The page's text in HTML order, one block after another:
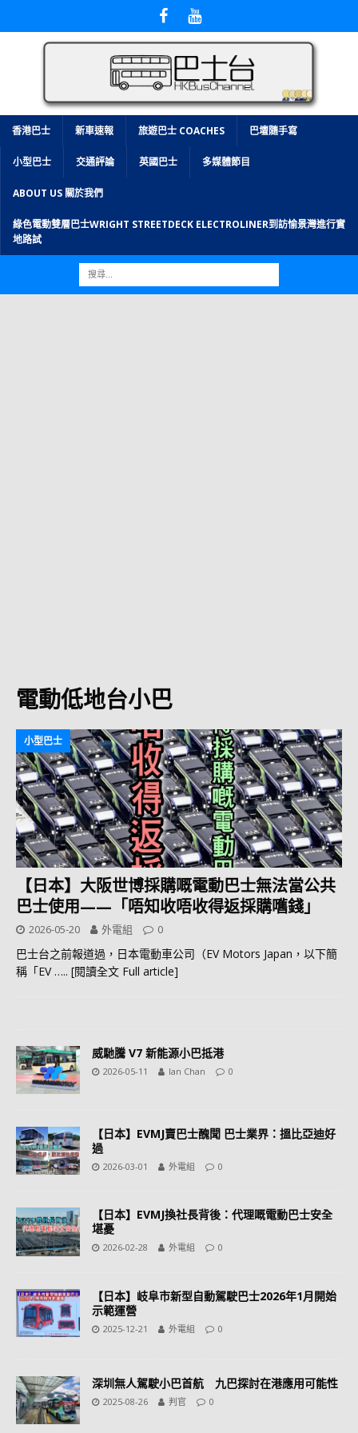
香港巴士 新車速報 旅遊巴士 COACHES 巴壇隨手寫
小型巴士 交通評論 英國巴士 多媒體節目
ABOUT US 關於我們
綠色電動雙層巴士WRIGHT STREETDECK ELECTROLINER到訪愉景灣進行實
地路試
電動低地台小巴
小型巴士
【日本】大阪世博採購嘅電動巴士無法當公共
巴士使用——「唔知收唔收得返採購嚿錢」
2026-05-20 外電組 0
巴士台之前報道過，日本電動車公司（EV Motors Japan，以下簡
稱「EV ….. [閱讀全文 Full article]
威馳騰 V7 新能源小巴抵港
2026-05-11 Ian Chan 0
【日本】EVMJ賣巴士醜聞 巴士業界：搵比亞迪好
過
2026-03-01 外電組 0
【日本】EVMJ換社長背後：代理嘅電動巴士安全
堪憂
2026-02-28 外電組 0
【日本】岐阜市新型自動駕駛巴士2026年1月開始
示範運營
2025-12-21 外電組 0
深圳無人駕駛小巴首航 九巴探討在港應用可能性
2025-08-26 判官 0